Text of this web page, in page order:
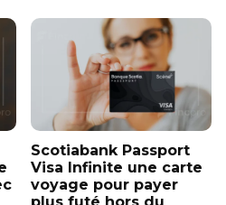
Scotiabank Passport
Visa Infinite une carte
voyage pour payer
plus futé hors du